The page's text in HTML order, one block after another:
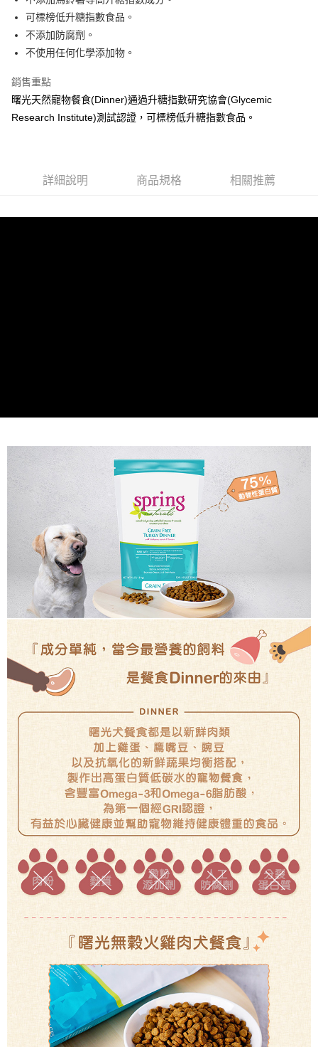
每筆NT$200，滿NT$1,000(含以上)免運費
可標榜低升糖指數食品。
不添加防腐劑。
不使用任何化學添加物。
銷售重點
曙光天然寵物餐食(Dinner)通過升糖指數研究協會(Glycemic
Research Institute)測試認證，可標榜低升糖指數食品。
詳細說明 商品規格 相關推薦